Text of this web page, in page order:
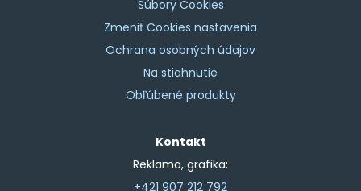
Súbory Cookies
Zmeniť Cookies nastavenia
Ochrana osobných údajov
Na stiahnutie
Obľúbené produkty
Kontakt
Reklama, grafika:
+421 907 212 792